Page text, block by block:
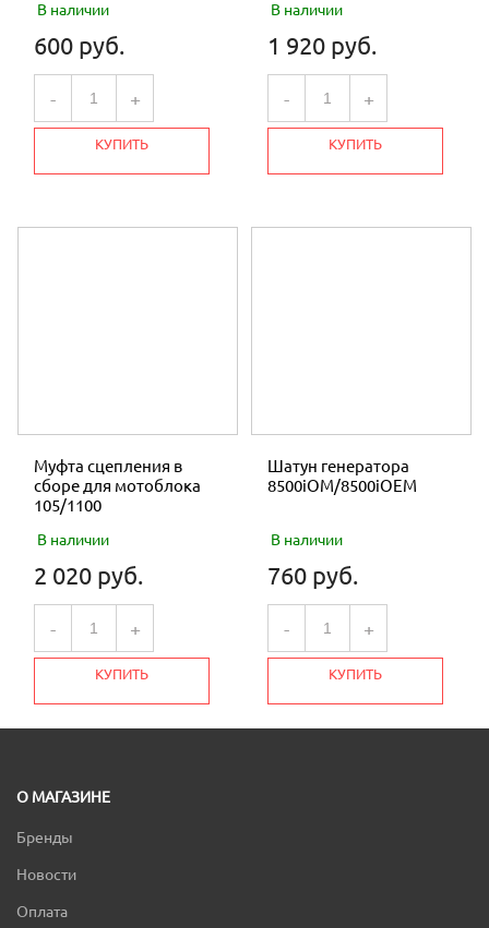
В наличии
600 руб.
- +
КУПИТЬ
В наличии
1 920 руб.
- +
КУПИТЬ
Муфта сцепления в
сборе для мотоблока
105/1100
В наличии
2 020 руб.
- +
КУПИТЬ
Шатун генератора
8500iOM/8500iOEM
В наличии
760 руб.
- +
КУПИТЬ
О МАГАЗИНЕ
Бренды
Новости
Оплата